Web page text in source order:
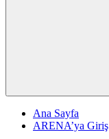
Ana Sayfa
ARENA’ya Giriş